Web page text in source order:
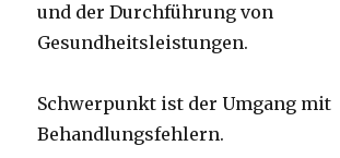
und der Durchführung von
Gesundheitsleistungen.
Schwerpunkt ist der Umgang mit
Behandlungsfehlern.